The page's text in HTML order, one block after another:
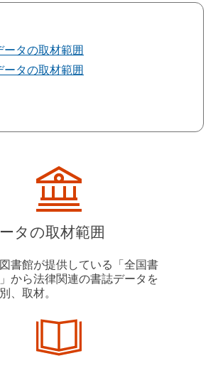
ータの取材範囲
ータの取材範囲
タの取材範囲
書館が提供している「全国書
から法律関連の書誌データを
、取材。